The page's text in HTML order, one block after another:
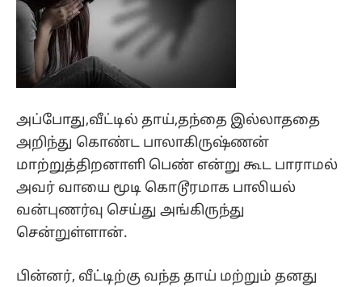
அப்போது,வீட்டில் தாய்,தந்தை இல்லாததை
அறிந்து கொண்ட பாலாகிருஷ்ணன்
மாற்றுத்திறனாளி பெண் என்று கூட பாராமல்
அவர் வாயை மூடி கொடூரமாக பாலியல்
வன்புணர்வு செய்து அங்கிருந்து
சென்றுள்ளான்.
பின்னர், வீட்டிற்கு வந்த தாய் மற்றும் தனது